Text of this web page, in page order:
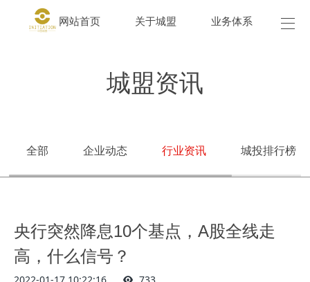
网站首页 关于城盟 业务体系 城
城盟资讯
全部 企业动态 行业资讯 城投排行榜
央行突然降息10个基点，A股全线走
高，什么信号？